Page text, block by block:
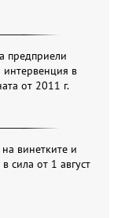
предприели
интервенция в
от 2011 г.
винетките и
сила от 1 август